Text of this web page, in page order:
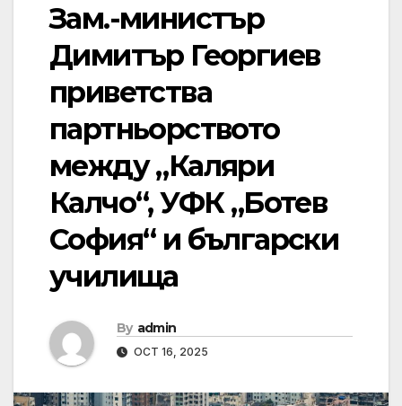
Зам.-министър
Димитър Георгиев
приветства
партньорството
между „Каляри
Калчо“, УФК „Ботев
София“ и български
училища
By admin
OCT 16, 2025